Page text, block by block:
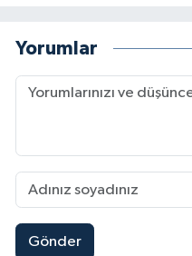
Yorumlar
Gönder